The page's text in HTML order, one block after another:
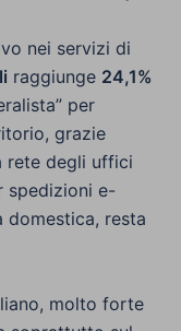
nei servizi di
raggiunge 24,1%
per
grazie
rete degli uffici
spedizioni e-
domestica, resta
molto forte